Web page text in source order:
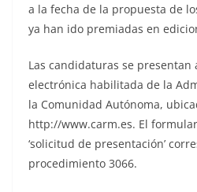
a la fecha de la propuesta de
ya han ido premiadas en
Las candidaturas se presentan
electrónica habilitada de la
la Comunidad Autónoma,
http://www.carm.es. El
‘solicitud de presentación’
procedimiento 3066.